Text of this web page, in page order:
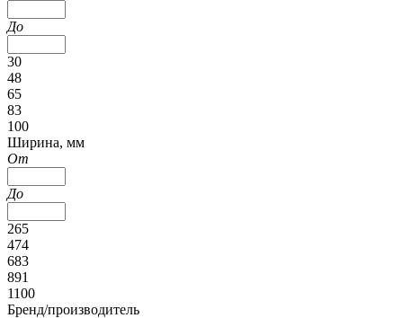
До
30
48
65
83
100
Ширина, мм
От
До
265
474
683
891
1100
Бренд/производитель